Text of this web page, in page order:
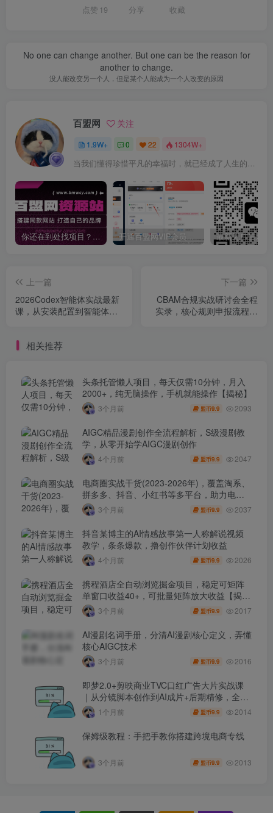
点赞 19 分享 收藏
No one can change another. But one can be the reason for
another to change.
没人能改变另一个人，但是某个人能成为一个人改变的原因
百盟网 关注
1.9W+ 0 22 1304W+
当我们懂得珍惜平凡的幸福时，就已经成了人生的赢家
你还在到处找项目？还在当韭菜？我靠卖项目一个月收入5万+，曾经我也是个失败者。 开通百盟网VIP会员，尊享全站资源免费下载，享70%的推广提成！！【限时五折优惠】
上一篇
2026Codex智能体实战最新
课，从安装配置到智能体小
下一篇
CBAM合规实战研讨会全程
实录，核心规则申报流程法
相关推荐
头条托管懒人项目，每天仅需10分钟，月入
2000+，纯无脑操作，手机就能操作【揭秘】
3个月前 盟币9.9 2093
AIGC精品漫剧创作全流程解析，S级漫剧教
学，从零开始学AIGC漫剧创作
4个月前 盟币9.9 2047
电商圈实战干货(2023-2026年)，覆盖淘系、
拼多多、抖音、小红书等多平台，助力电商
人避开坑、提效率、稳盈利(更新4月)
3个月前 盟币9.9 2037
抖音某博主的AI情感故事第一人称解说视频
教学，条条爆款，撸创作伙伴计划收益
4个月前 盟币9.9 2026
携程酒店全自动浏览掘金项目，稳定可矩阵
单窗口收益40+，可批量矩阵放大收益【揭
秘】3个月前 盟币9.9 2017
AI漫剧名词手册，分清AI漫剧核心定义，弄懂
核心AIGC技术
3个月前 盟币9.9 2016
即梦2.0+剪映商业TVC口红广告大片实战课
｜从分镜脚本创作到AI成片+后期精修，全流
程打造品牌级产品广告
1个月前 盟币9.9 2014
保姆级教程：手把手教你搭建跨境电商专线
3个月前 盟币9.9 2013